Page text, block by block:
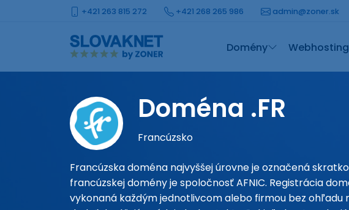
+421 263 815 272 +421 268 265 986 admin@zoner.sk
Domény Webhosting
Doména .FR
Francúzsko
Francúzska doména najvyššej úrovne je označená
francúzskej domény je spoločnosť AFNIC. Registrácia
vykonaná každým jednotlivcom alebo firmou bez ohľadu